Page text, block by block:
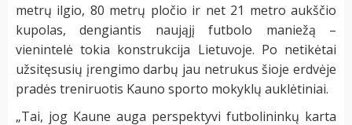
metrų ilgio, 80 metrų pločio ir net 21 metro aukščio
kupolas, dengiantis naująjį futbolo maniežą –
vienintelė tokia konstrukcija Lietuvoje. Po netikėtai
užsitęsusių įrengimo darbų jau netrukus šioje erdvėje
pradės treniruotis Kauno sporto mokyklų auklėtiniai.
„Tai, jog Kaune auga perspektyvi futbolininkų karta